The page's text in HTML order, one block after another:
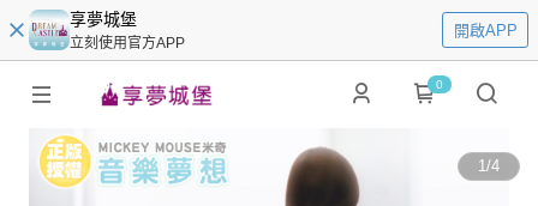
享夢城堡
立刻使用官方APP
開啟APP
0
1/4